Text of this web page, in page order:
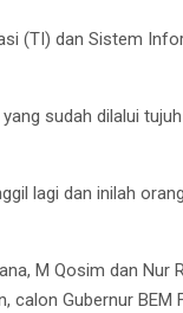
(TI) dan Sistem
sudah dilalui
lagi dan inilah
M Qosim dan Nur
calon Gubernur BEM